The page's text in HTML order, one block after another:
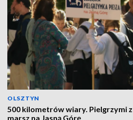
OLSZTYN
500 kilometrów wiary. Pielgrzymi
marsz na Jasną Górę